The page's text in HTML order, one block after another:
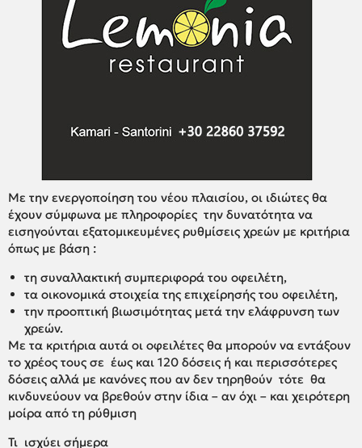
Με την ενεργοποίηση του νέου πλαισίου, οι ιδιώτες θα
έχουν σύμφωνα με πληροφορίες την δυνατότητα να
εισηγούνται εξατομικευμένες ρυθμίσεις χρεών με κριτήρια
όπως με βάση :
τη συναλλακτική συμπεριφορά του οφειλέτη,
τα οικονομικά στοιχεία της επιχείρησής του οφειλέτη,
την προοπτική βιωσιμότητας μετά την ελάφρυνση των
χρεών.
Με τα κριτήρια αυτά οι οφειλέτες θα μπορούν να εντάξουν
το χρέος τους σε έως και 120 δόσεις ή και περισσότερες
δόσεις αλλά με κανόνες που αν δεν τηρηθούν τότε θα
κινδυνεύουν να βρεθούν στην ίδια – αν όχι – και χειρότερη
μοίρα από τη ρύθμιση
Τι ισχύει σήμερα